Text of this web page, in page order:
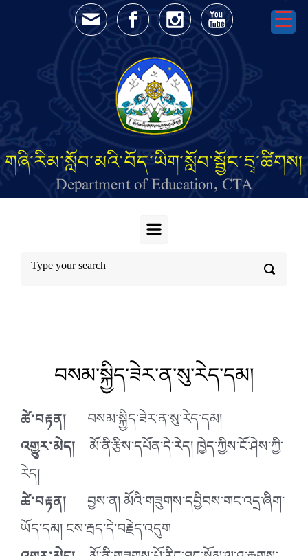
Skip to main content
གཞི་རིམ་སློབ་མའི་བོད་ཡིག་སློབ་སྦྱོང་དྲྭ་ཚིགས།
Department of Education, CTA
བསམ་སྐྱིད་ཟེར་ན་སུ་རེད་དམ།
ཚེ་བརྟན། བསམ་སྐྱིད་ཟེར་ན་སུ་རེད་དམ།
འགྱུར་མེད། མོ་ནི་རྩིས་དཔོན་དེ་རེད། ཁྱེད་ཀྱིས་ངོ་ཤེས་ཀྱི་
རེད།
ཚེ་བརྟན། བྱས་ན། མོའི་གཟུགས་དབྱིབས་གང་འདྲ་ཞིག་
ཡོད་དམ། ངས་རྦད་དེ་བརྗེད་འདུག